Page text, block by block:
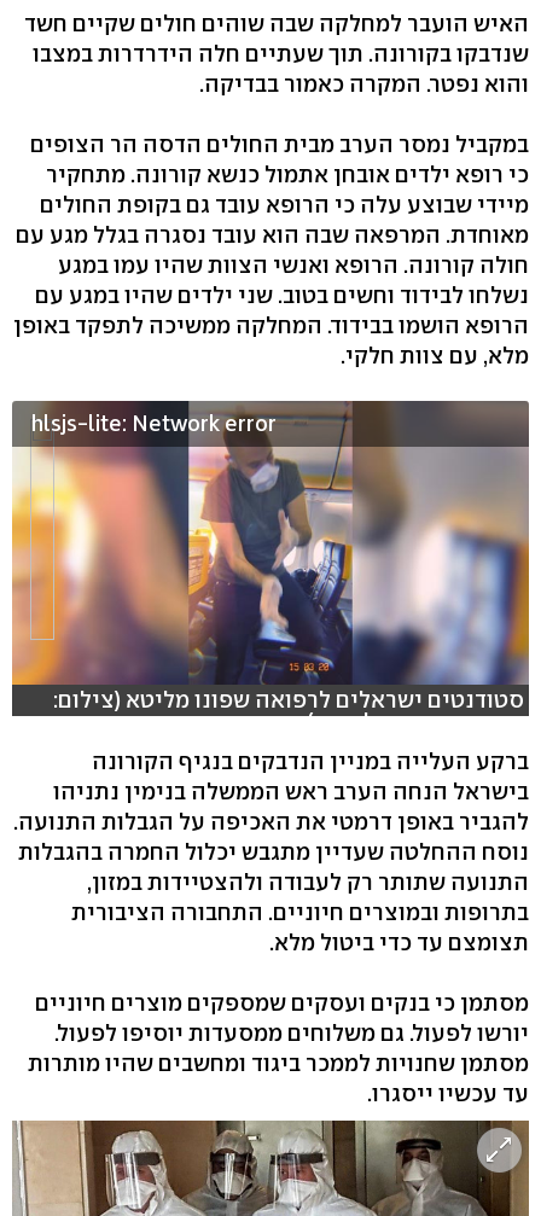
האיש הועבר למחלקה שבה שוהים חולים שקיים חשד
שנדבקו בקורונה. תוך שעתיים חלה הידרדרות במצבו
והוא נפטר. המקרה כאמור בבדיקה.
במקביל נמסר הערב מבית החולים הדסה הר הצופים
כי רופא ילדים אובחן אתמול כנשא קורונה. מתחקיר
מיידי שבוצע עלה כי הרופא עובד גם בקופת החולים
מאוחדת. המרפאה שבה הוא עובד נסגרה בגלל מגע עם
חולה קורונה. הרופא ואנשי הצוות שהיו עמו במגע
נשלחו לבידוד וחשים בטוב. שני ילדים שהיו במגע עם
הרופא הושמו בבידוד. המחלקה ממשיכה לתפקד באופן
מלא, עם צוות חלקי.
hlsjs-lite: Network error
סטודנטים ישראלים לרפואה שפונו מליטא (צילום:
רביב שמיר ומיכל גרשו)
ברקע העלייה במניין הנדבקים בנגיף הקורונה
בישראל הנחה הערב ראש הממשלה בנימין נתניהו
להגביר באופן דרמטי את האכיפה על הגבלות התנועה.
נוסח ההחלטה שעדיין מתגבש יכלול החמרה בהגבלות
התנועה שתותר רק לעבודה ולהצטיידות במזון,
בתרופות ובמוצרים חיוניים. התחבורה הציבורית
תצומצם עד כדי ביטול מלא.
מסתמן כי בנקים ועסקים שמספקים מוצרים חיוניים
יורשו לפעול. גם משלוחים ממסעדות יוסיפו לפעול.
מסתמן שחנויות לממכר ביגוד ומחשבים שהיו מותרות
עד עכשיו ייסגרו.